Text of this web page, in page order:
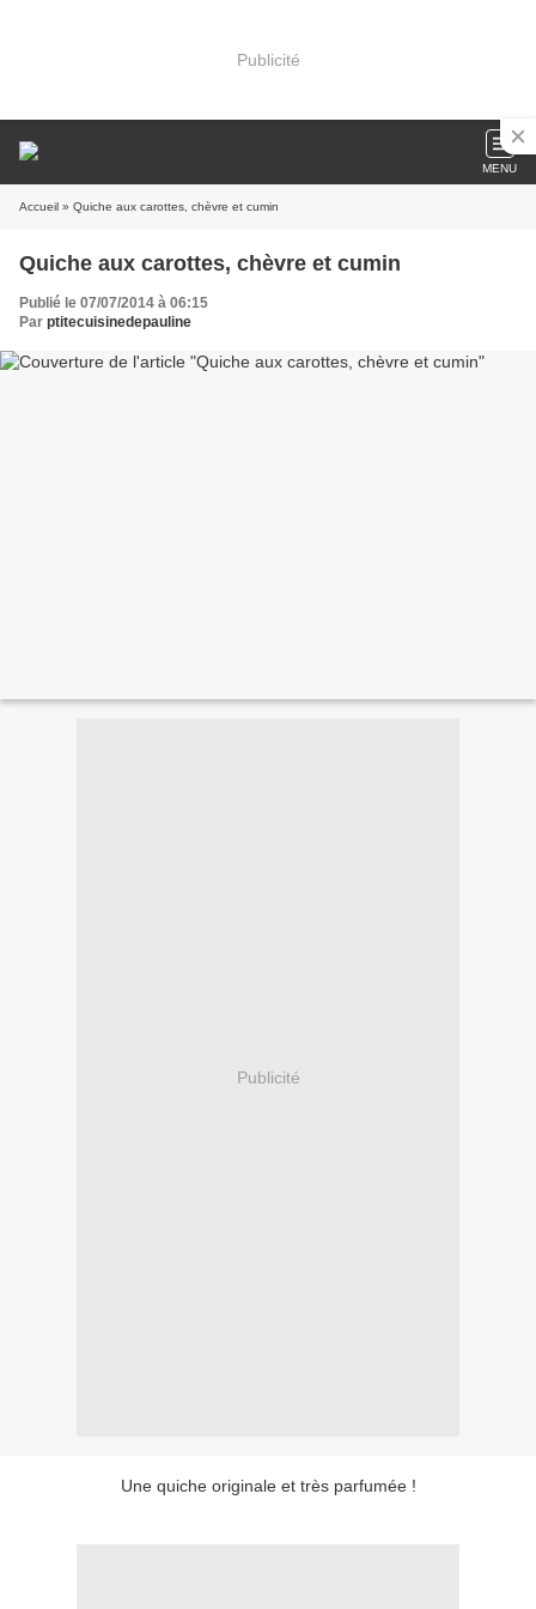
Publicité
MENU
Accueil » Quiche aux carottes, chèvre et cumin
Quiche aux carottes, chèvre et cumin
Publié le 07/07/2014 à 06:15
Par ptitecuisinedepauline
Publicité
Une quiche originale et très parfumée !